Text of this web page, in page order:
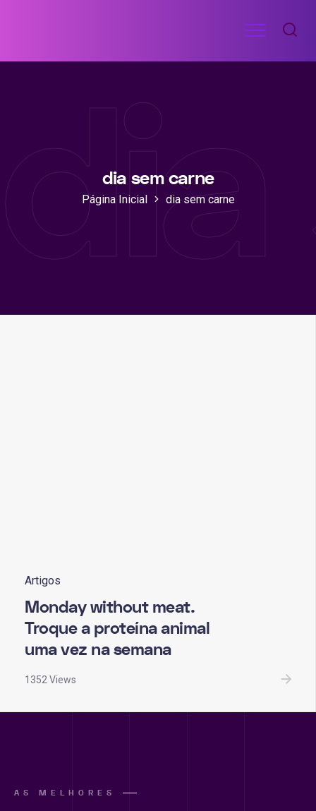
conteúdo
RECEITAS
ACADEMIA
Menu
dia sem carne
Página Inicial dia sem carne
Artigos
Monday without meat.
Troque a proteína animal
uma vez na semana
1352 Views
AS MELHORES